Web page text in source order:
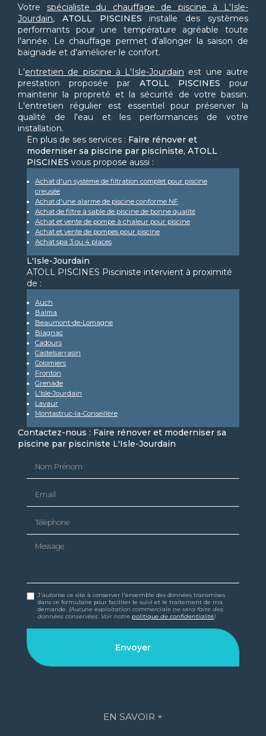
Votre spécialiste du chauffage de piscine à L'Isle-
Jourdain, ATOLL PISCINES installe des systèmes
performants pour une température agréable toute
l'année. Le chauffage permet d'allonger la saison de
baignade et d'améliorer le confort.
L'entretien de piscine à L'Isle-Jourdain est une autre
prestation proposée par ATOLL PISCINES pour
maintenir la propreté et la sécurité de votre bassin.
L'entretien régulier est essentiel pour préserver la
qualité de l'eau et les performances de votre
installation.
En plus de ses services : Faire rénover et
moderniser sa piscine par pisciniste, ATOLL
PISCINES vous propose aussi :
Achat d'un système de filtration complet pour piscine
creusée
Achat d'une alarme de piscine conforme NF
Achat de filtre à sable de piscine de bonne qualité
Achat et vente de pompe à chaleur pour piscine
Achat et vente de pompes pour piscine
Achat spa 3 ou 4 places
L'Isle-Jourdain
ATOLL PISCINES Pisciniste intervient à proximité
de :
Auch
Balma
Beaumont-de-Lomagne
Blagnac
Cadours
Castelsarrasin
Colomiers
Fronton
Grenade
L'Isle-Jourdain
Lavaur
Montastruc-la-Conseillère
Contactez-nous : Faire rénover et moderniser sa
piscine par pisciniste L'Isle-Jourdain
Message
J'autorise ce site à conserver l'ensemble des données transmises
dans ce formulaire pour faciliter le suivi et le traitement de ma
demande. (Aucune exploitation commerciale ne sera faite des
données conservées. Voir notrepolitique de confidentialité)
EN SAVOIR +